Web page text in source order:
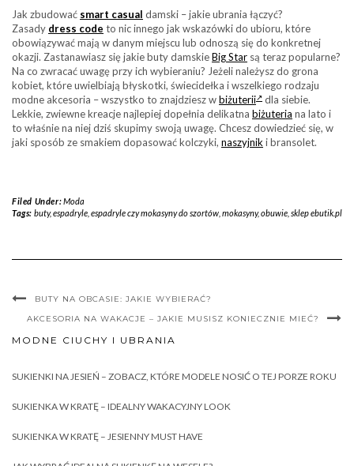
Jak zbudować smart casual damski – jakie ubrania łączyć?
Zasady dress code to nic innego jak wskazówki do ubioru, które
obowiązywać mają w danym miejscu lub odnoszą się do konkretnej
okazji. Zastanawiasz się jakie buty damskieBig Star są teraz popularne?
Na co zwracać uwagę przy ich wybieraniu? Jeżeli należysz do grona
kobiet, które uwielbiają błyskotki, świecidełka i wszelkiego rodzaju
modne akcesoria – wszystko to znajdziesz wbiżuterii
dla siebie.
Lekkie, zwiewne kreacje najlepiej dopełnia delikatna biżuteria na lato i
to właśnie na niej dziś skupimy swoją uwagę. Chcesz dowiedzieć się, w
jaki sposób ze smakiem dopasować kolczyki, naszyjniki bransolet.
Filed Under:Moda
Tags: buty,espadryle, espadryle czy mokasyny do szortów, mokasyny,obuwie, sklep ebutik.pl
BUTY NA OBCASIE: JAKIE WYBIERAĆ?
AKCESORIA NA WAKACJE – JAKIE MUSISZ KONIECZNIE MIEĆ?
MODNE CIUCHY I UBRANIA
SUKIENKI NA JESIEŃ – ZOBACZ, KTÓRE MODELE NOSIĆ O TEJ PORZE ROKU
SUKIENKA W KRATĘ – IDEALNY WAKACYJNY LOOK
SUKIENKA W KRATĘ – JESIENNY MUST HAVE